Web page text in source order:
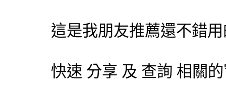
這是我朋友推薦還不錯
快速 分享 及 查詢 相關的